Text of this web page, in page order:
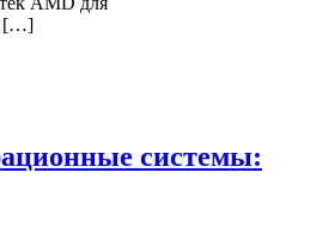
[…]
системы: